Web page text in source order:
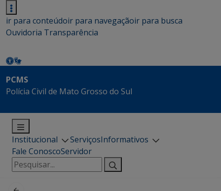
ir para conteúdoir para navegaçãoir para busca
Ouvidoria Transparência
PCMS
Polícia Civil de Mato Grosso do Sul
Institucional ServiçosInformativos
Fale ConoscoServidor
Pesquisar
por: